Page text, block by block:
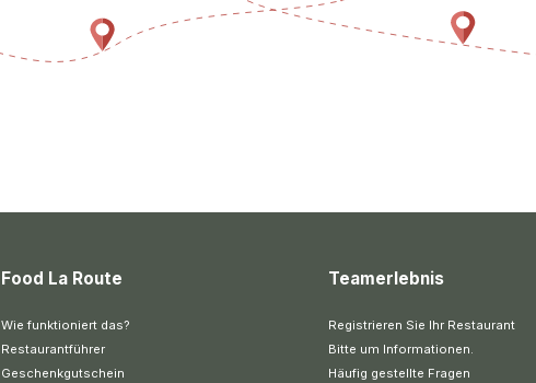
Food La Route
Wie funktioniert das?
Restaurantführer
Geschenkgutschein
Teamerlebnis
Registrieren Sie Ihr Restaurant
Bitte um Informationen.
Häufig gestellte Fragen